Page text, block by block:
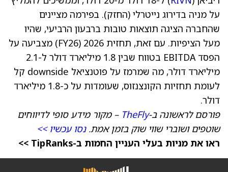
על מניה בדירוג נייטרלי (החזק). בפירמה מציינים
שהחברה הציגה תוצאות טובות ברבעון הרביעי, שהיו
מעל הציפיות. עם זאת, תחזית 2026 (FY26) מצביעה על
הפסד EBITDA בטווח שבין 1.8 מיליארד דולר ל-2.1
מיליארד דולר, מה שמרמז על פוטנציאל downside קל
לעומת תחזיות הקונצנזוס, שעומדות על כ-1.8 מיליארד
דולר.
פורסם לראשונה ב-TheFly – מקור מידע סופי לדיווחים
שוטפים ושוברי שווי שוק בזמן אמת.נסו עכשיו >>
ראו את מניות בעלי העניין החמות ב-TipRanks >>